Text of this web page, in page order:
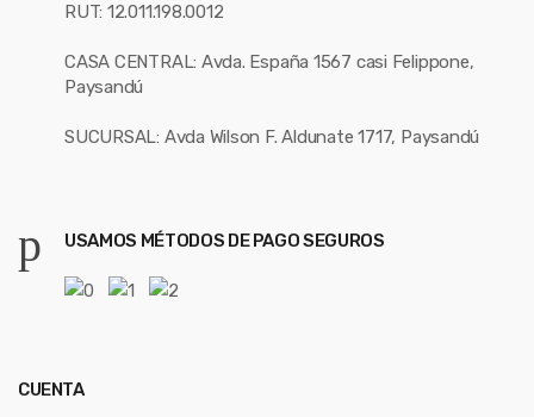
RUT: 12.011.198.0012
CASA CENTRAL: Avda. España 1567 casi Felippone,
Paysandú
SUCURSAL: Avda Wilson F. Aldunate 1717, Paysandú
USAMOS MÉTODOS DE PAGO SEGUROS
CUENTA